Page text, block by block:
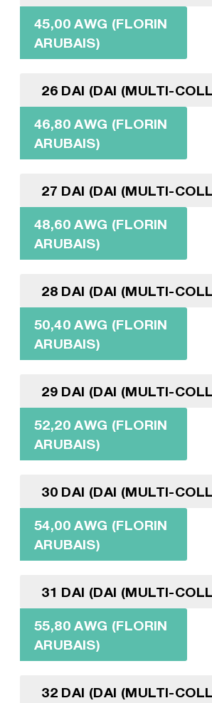
45,00 AWG (FLORIN
ARUBAIS)
26 DAI (DAI (MULTI-
46,80 AWG (FLORIN
ARUBAIS)
27 DAI (DAI (MULTI-
48,60 AWG (FLORIN
ARUBAIS)
28 DAI (DAI (MULTI-
50,40 AWG (FLORIN
ARUBAIS)
29 DAI (DAI (MULTI-
52,20 AWG (FLORIN
ARUBAIS)
30 DAI (DAI (MULTI-
54,00 AWG (FLORIN
ARUBAIS)
31 DAI (DAI (MULTI-
55,80 AWG (FLORIN
ARUBAIS)
32 DAI (DAI (MULTI-